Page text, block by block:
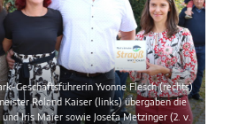
Geschäftsführerin Yvonne Flesch (rechts)
Roland Kaiser (links) übergaben die
Iris Maier sowie Josefa Metzinger (2. v.